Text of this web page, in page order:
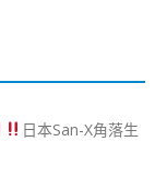
日本San-X角落生